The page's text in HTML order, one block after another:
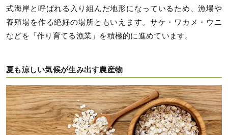
式海岸と呼ばれる入り組んだ地形になっているため、漁場や
養殖場を作る絶好の場所ともいえます。サケ・ワカメ・ウニ
などを「作り育てる漁業」を積極的に進めています。
夏も涼しい気候が生み出す農産物